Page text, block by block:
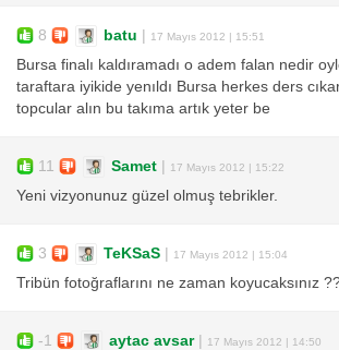
8 batu | 17 Mayıs 2012 | 15:51
Bursa finalı kaldıramadı o adem falan nedir
taraftara iyikide yenıldı Bursa herkes ders
topcular alın bu takıma artık yeter be
11 Samet | 17 Mayıs 2012 | 15:22
Yeni vizyonunuz güzel olmuş tebrikler.
3 TeKSaS | 17 Mayıs 2012 | 15:04
Tribün fotoğraflarını ne zaman koyucaksınız
-1 aytac avsar| 17 Mayıs 2012 | 14:50